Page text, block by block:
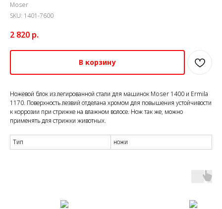
Moser
SKU: 1401-7600
2 820 р.
В корзину
Ножевой блок из легированной стали для машинок Moser 1400 и Ermila
1170. Поверхность лезвий отделана хромом для повышения устойчивости
к коррозии при стрижке на влажном волосе. Нож так же, можно
применять для стрижки животных.
Тип ножи